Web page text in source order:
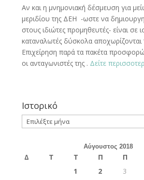
Αν και η μνημονιακή δέσμευση για
μεριδίου της ΔΕΗ -ωστε να
στους ιδιώτες προμηθευτές- είναι σε
καταναλωτές δύσκολα αποχωρίζονται
Επιχείρηση παρά τα πακέτα
οι ανταγωνιστές της . Δείτε
Ιστορικό
Ιστορικό
Αύγουστος 2018
Δ Τ Τ Π Π
1
2 3